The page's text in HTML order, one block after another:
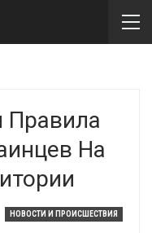
Правила
На
НОВОСТИ И ПРОИСШЕСТВИЯ